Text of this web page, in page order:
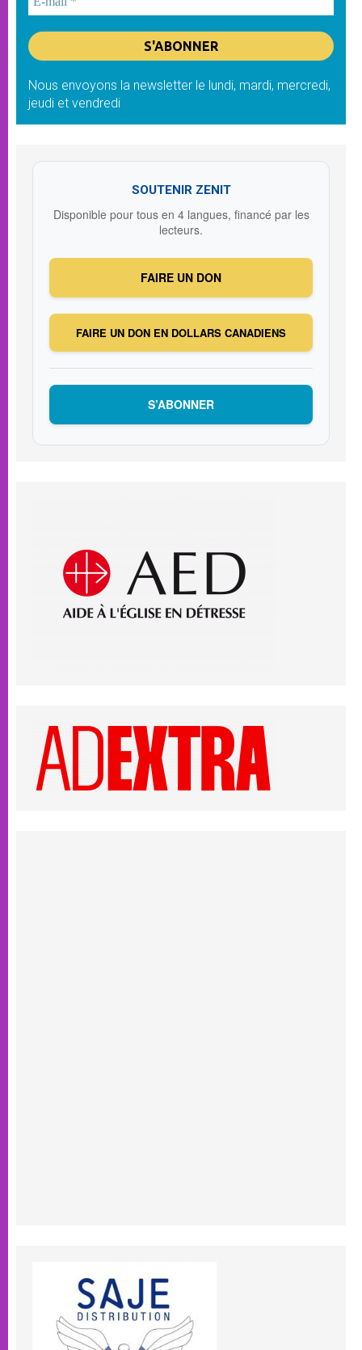
Nous envoyons la newsletter le lundi, mardi, mercredi,
jeudi et vendredi
SOUTENIR ZENIT
Disponible pour tous en 4 langues, financé par les
lecteurs.
FAIRE UN DON
FAIRE UN DON EN DOLLARS CANADIENS
S’ABONNER